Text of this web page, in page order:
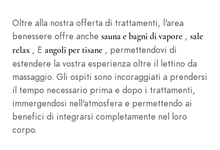
Oltre alla nostra offerta di trattamenti, l'area
benessere offre anche sauna e bagni di vapore , sale
relax , E angoli per tisane , permettendovi di
estendere la vostra esperienza oltre il lettino da
massaggio. Gli ospiti sono incoraggiati a prendersi
il tempo necessario prima e dopo i trattamenti,
immergendosi nell'atmosfera e permettendo ai
benefici di integrarsi completamente nel loro
corpo.